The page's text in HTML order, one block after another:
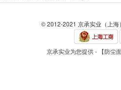
© 2012-2021 京承实业（上
京承实业为您提供 - 【防尘